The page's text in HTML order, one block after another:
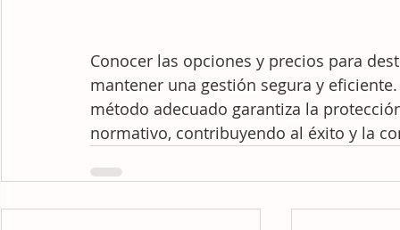
Conocer las opciones y precios para
mantener una gestión segura y
método adecuado garantiza la
normativo, contribuyendo al éxito y la